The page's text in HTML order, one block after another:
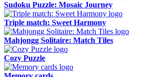
Sudoku Puzzle: Mosaic Journey
Triple match: Sweet Harmony
Mahjongg Solitaire: Match Tiles
Cozy Puzzle